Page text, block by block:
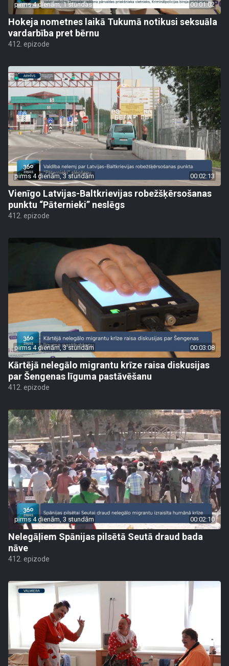
pirms 4 dienām, 1 stundas 00:01:02
Hokeja nometnes laikā Tukumā notikusi seksuāla
vardarbība pret bērnu
412. epizode
pirms 4 dienām, 3 stundām 00:02:13
Vienīgo Latvijas-Baltkrievijas robežšķērsošanas
punktu “Pāternieki” neslēgs
412. epizode
pirms 4 dienām, 3 stundām 00:03:08
Kārtējā nelegālo migrantu krīze raisa diskusijas
par Šengenas līguma pastāvēšanu
412. epizode
pirms 4 dienām, 3 stundām 00:02:10
Nelegāļiem Spānijas pilsētā Seutā draud bada
nāve
412. epizode